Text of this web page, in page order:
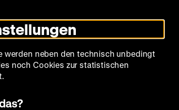
Modus
umschalten
Sprache
Filmreihen Über uns
werden neben den technisch unbedingt
noch Cookies zur statistischen